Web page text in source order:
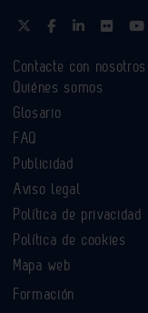
Contacte con nosotros
Quiénes somos
Glosario
FAQ
Publicidad
Aviso legal
Política de privacidad
Política de cookies
Mapa web
Formación